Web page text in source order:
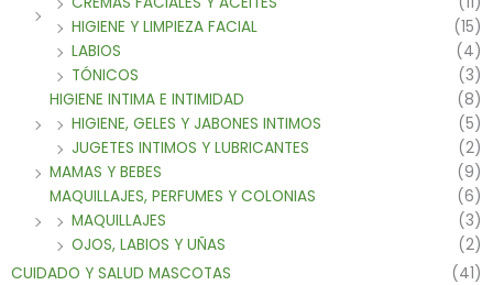
HIGIENE Y LIMPIEZA FACIAL
(15)
LABIOS
(4)
TÓNICOS
(3)
HIGIENE INTIMA E INTIMIDAD
(8)
HIGIENE, GELES Y JABONES INTIMOS
(5)
JUGETES INTIMOS Y LUBRICANTES
(2)
MAMAS Y BEBES
(9)
MAQUILLAJES, PERFUMES Y COLONIAS
(6)
MAQUILLAJES
(3)
OJOS, LABIOS Y UÑAS
(2)
CUIDADO Y SALUD MASCOTAS
(41)